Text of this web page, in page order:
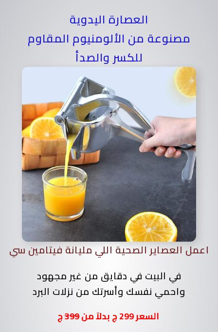
العصارة اليدوية
مصنوعة من الألومنيوم المقاوم
للكسر والصدأ
اعمل العصاير الصحية اللي مليانة فيتامين سي
في البيت في دقايق من غير مجهود
واحمي نفسك وأسرتك من نزلات البرد
السعر 299 ج بدلاً من 399ج